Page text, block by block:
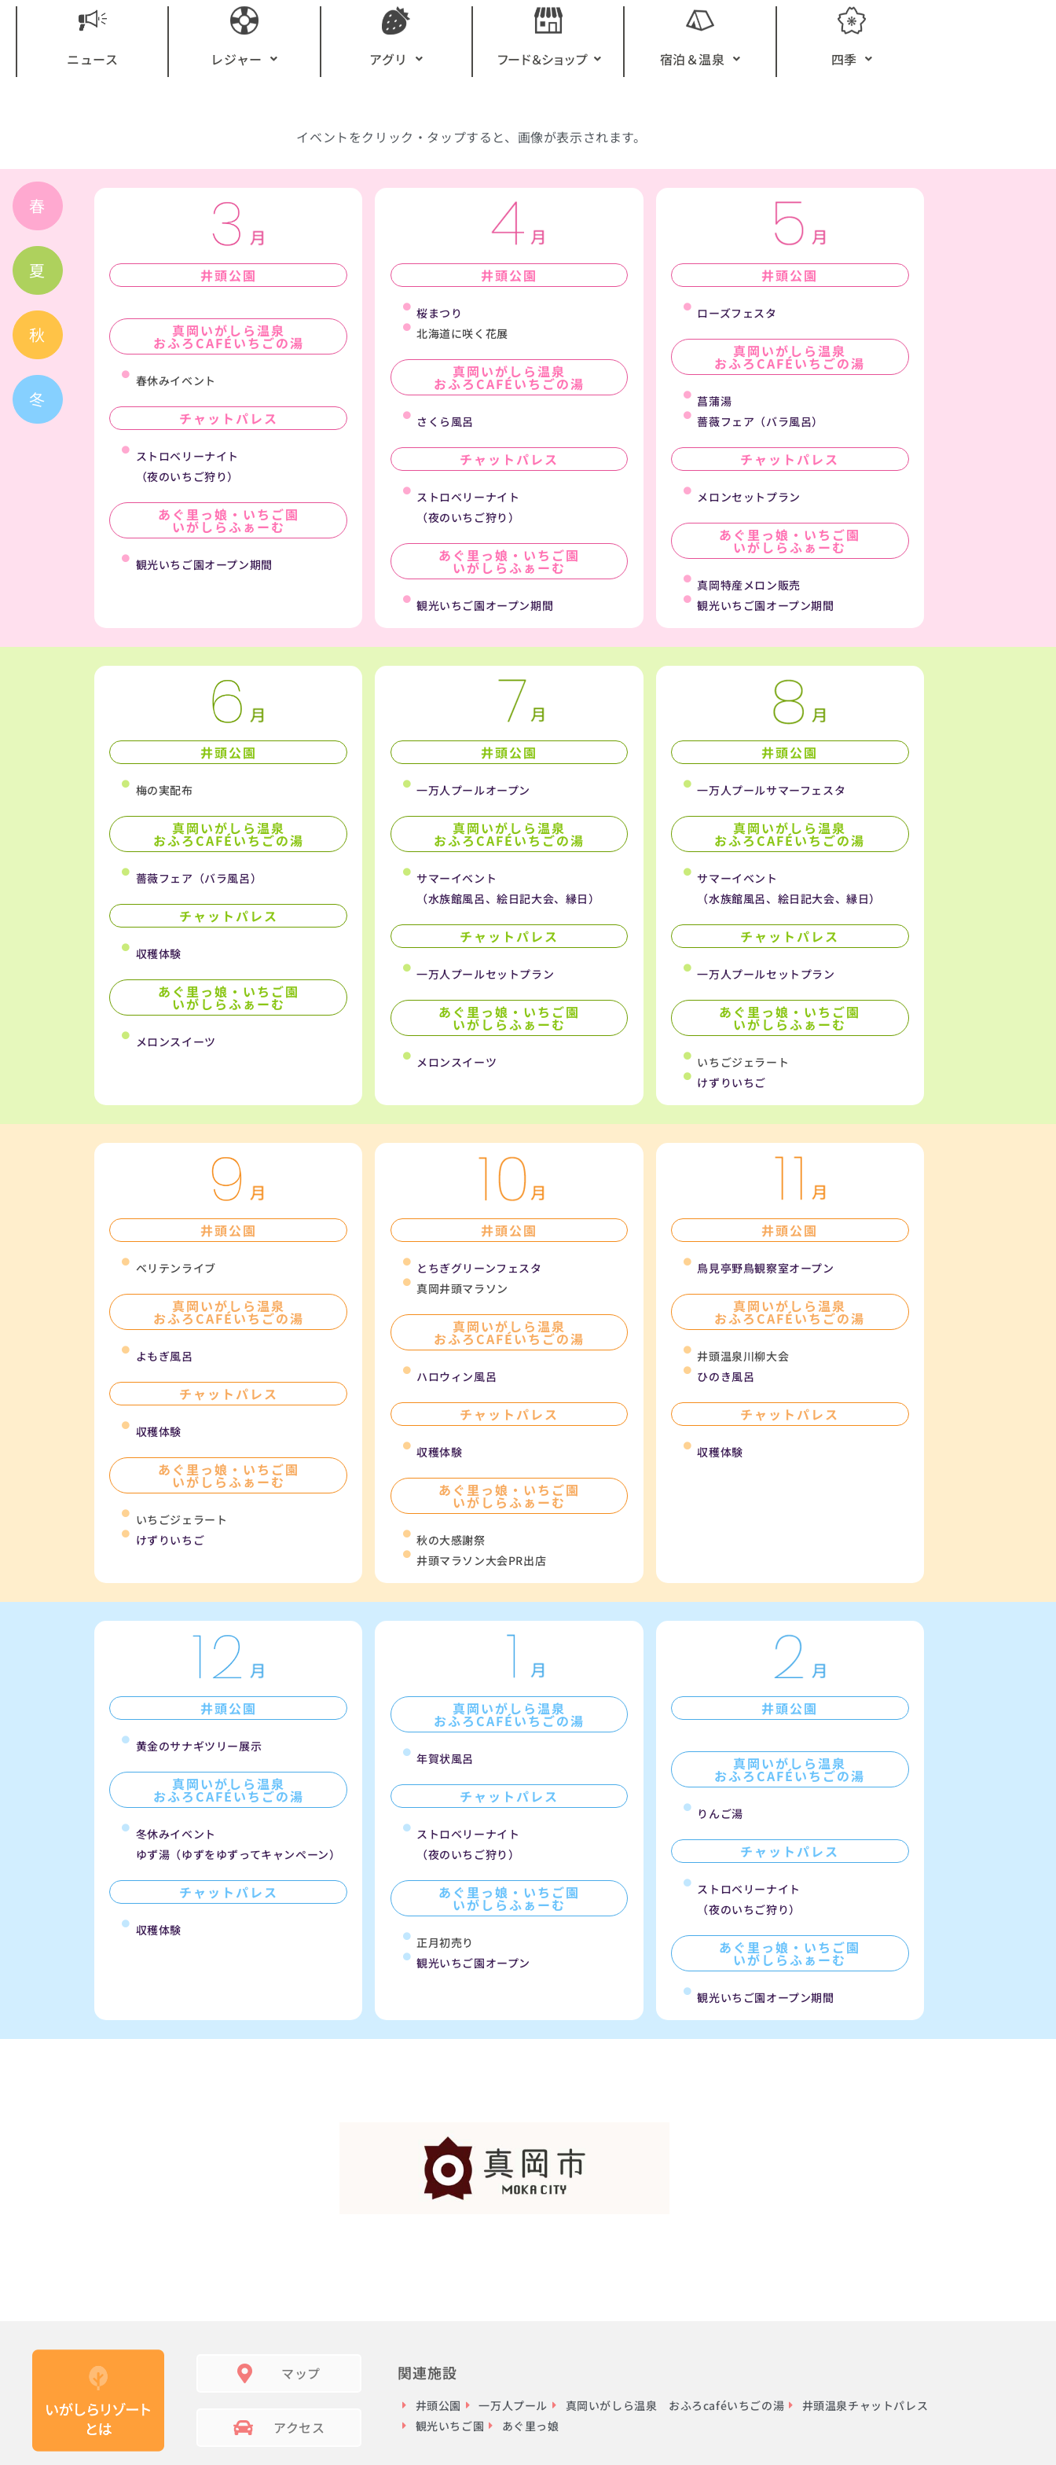
ニュース レジャー アグリ フード＆ショップ 宿泊＆温泉 四季
イベントをクリック・タップすると、画像が表示されます。
春
夏
秋
冬
井頭公園
真岡いがしら温泉
おふろCAFÉいちごの湯
春休みイベント
チャットパレス
ストロベリーナイト
（夜のいちご狩り）
あぐ里っ娘・いちご園
いがしらふぁーむ
観光いちご園オープン期間
井頭公園
桜まつり
北海道に咲く花展
真岡いがしら温泉
おふろCAFÉいちごの湯
さくら風呂
チャットパレス
ストロベリーナイト
（夜のいちご狩り）
あぐ里っ娘・いちご園
いがしらふぁーむ
観光いちご園オープン期間
井頭公園
ローズフェスタ
真岡いがしら温泉
おふろCAFÉいちごの湯
菖蒲湯
薔薇フェア（バラ風呂）
チャットパレス
メロンセットプラン
あぐ里っ娘・いちご園
いがしらふぁーむ
真岡特産メロン販売
観光いちご園オープン期間
井頭公園
梅の実配布
真岡いがしら温泉
おふろCAFÉいちごの湯
薔薇フェア（バラ風呂）
チャットパレス
収穫体験
あぐ里っ娘・いちご園
いがしらふぁーむ
メロンスイーツ
井頭公園
一万人プールオープン
真岡いがしら温泉
おふろCAFÉいちごの湯
サマーイベント
（水族館風呂、絵日記大会、縁日）
チャットパレス
一万人プールセットプラン
あぐ里っ娘・いちご園
いがしらふぁーむ
メロンスイーツ
井頭公園
一万人プールサマーフェスタ
真岡いがしら温泉
おふろCAFÉいちごの湯
サマーイベント
（水族館風呂、絵日記大会、縁日）
チャットパレス
一万人プールセットプラン
あぐ里っ娘・いちご園
いがしらふぁーむ
いちごジェラート
けずりいちご
井頭公園
ベリテンライブ
真岡いがしら温泉
おふろCAFÉいちごの湯
よもぎ風呂
チャットパレス
収穫体験
あぐ里っ娘・いちご園
いがしらふぁーむ
いちごジェラート
けずりいちご
井頭公園
とちぎグリーンフェスタ
真岡井頭マラソン
真岡いがしら温泉
おふろCAFÉいちごの湯
ハロウィン風呂
チャットパレス
収穫体験
あぐ里っ娘・いちご園
いがしらふぁーむ
秋の大感謝祭
井頭マラソン大会PR出店
井頭公園
鳥見亭野鳥観察室オープン
真岡いがしら温泉
おふろCAFÉいちごの湯
井頭温泉川柳大会
ひのき風呂
チャットパレス
収穫体験
井頭公園
黄金のサナギツリー展示
真岡いがしら温泉
おふろCAFÉいちごの湯
冬休みイベント
ゆず湯（ゆずをゆずってキャンペーン）
チャットパレス
収穫体験
真岡いがしら温泉
おふろCAFÉいちごの湯
年賀状風呂
チャットパレス
ストロベリーナイト
（夜のいちご狩り）
あぐ里っ娘・いちご園
いがしらふぁーむ
正月初売り
観光いちご園オープン
井頭公園
真岡いがしら温泉
おふろCAFÉいちごの湯
りんご湯
チャットパレス
ストロベリーナイト
（夜のいちご狩り）
あぐ里っ娘・いちご園
いがしらふぁーむ
観光いちご園オープン期間
マップ
アクセス
関連施設
井頭公園 一万人プール 真岡いがしら温泉 おふろcaféいちごの湯
井頭温泉チャットパレス
観光いちご園
あぐ里っ娘